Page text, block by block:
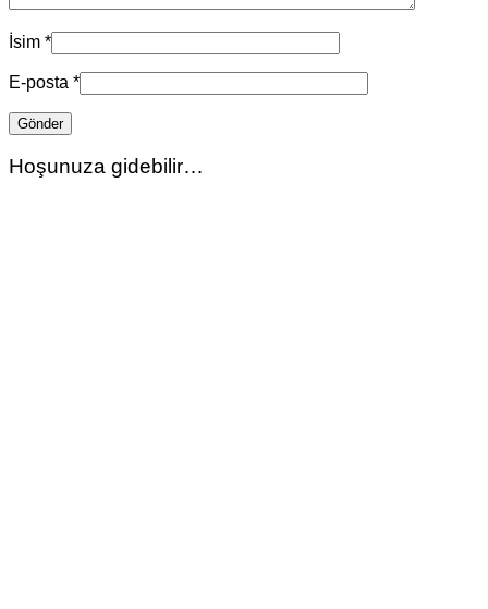
İsim *
E-posta *
Hoşunuza gidebilir…